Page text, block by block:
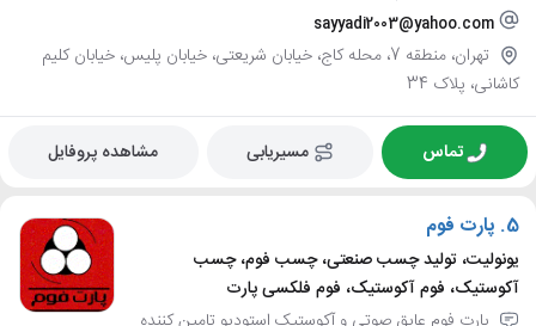
sayyadi2003@yahoo.com
تهران، منطقه 7، محله کاج، خیابان شریعتی، خیابان پلیس، خیابان کلیم
کاشانی، پلاک 34
تماس مسیریابی مشاهده پروفایل
5. پارت فوم
یونولیت، تولید چسب صنعتی، چسب فوم، چسب
آکوستیک، فوم آکوستیک، فوم فلکسی پارت